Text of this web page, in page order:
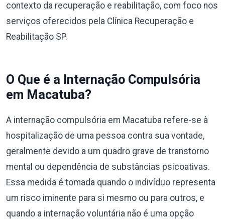
contexto da recuperação e reabilitação, com foco nos
serviços oferecidos pela Clínica Recuperação e
Reabilitação SP.
O Que é a Internação Compulsória
em Macatuba?
A internação compulsória em Macatuba refere-se à
hospitalização de uma pessoa contra sua vontade,
geralmente devido a um quadro grave de transtorno
mental ou dependência de substâncias psicoativas.
Essa medida é tomada quando o indivíduo representa
um risco iminente para si mesmo ou para outros, e
quando a internação voluntária não é uma opção